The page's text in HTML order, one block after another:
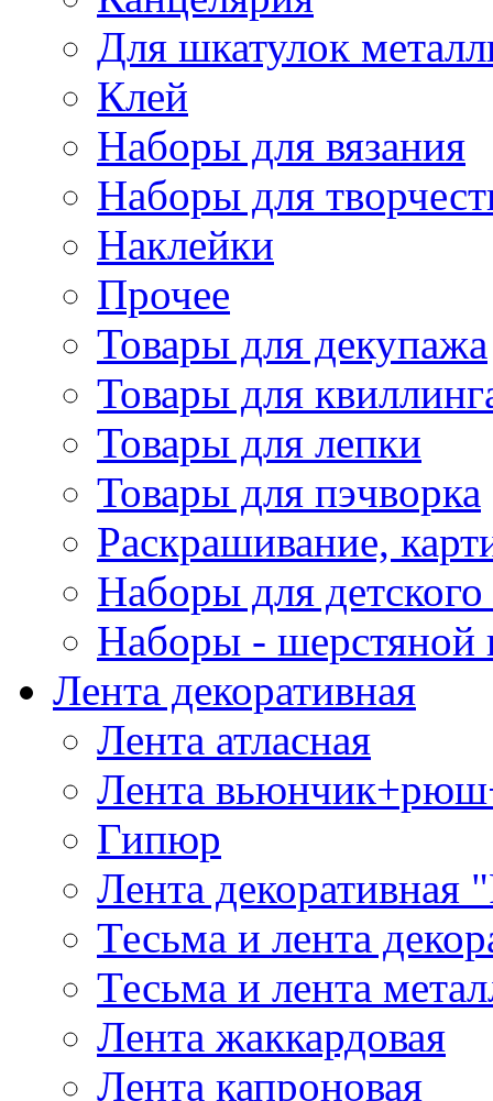
Для шкатулок
Клей
Наборы для вязания
Наборы для
Наклейки
Прочее
Товары для декупажа
Товары для
Товары для лепки
Товары для пэчворка
Раскрашивание,
Наборы для
Наборы - шерстяной
Лента декоративная
Лента атласная
Лента
Гипюр
Лента декоративная
Тесьма и лента
Тесьма и лента
Лента жаккардовая
Лента капроновая